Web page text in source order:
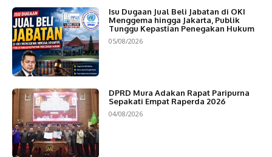
Isu Dugaan Jual Beli Jabatan di OKI
Menggema hingga Jakarta, Publik
Tunggu Kepastian Penegakan Hukum
05/08/2026
DPRD Mura Adakan Rapat Paripurna
Sepakati Empat Raperda 2026
04/08/2026